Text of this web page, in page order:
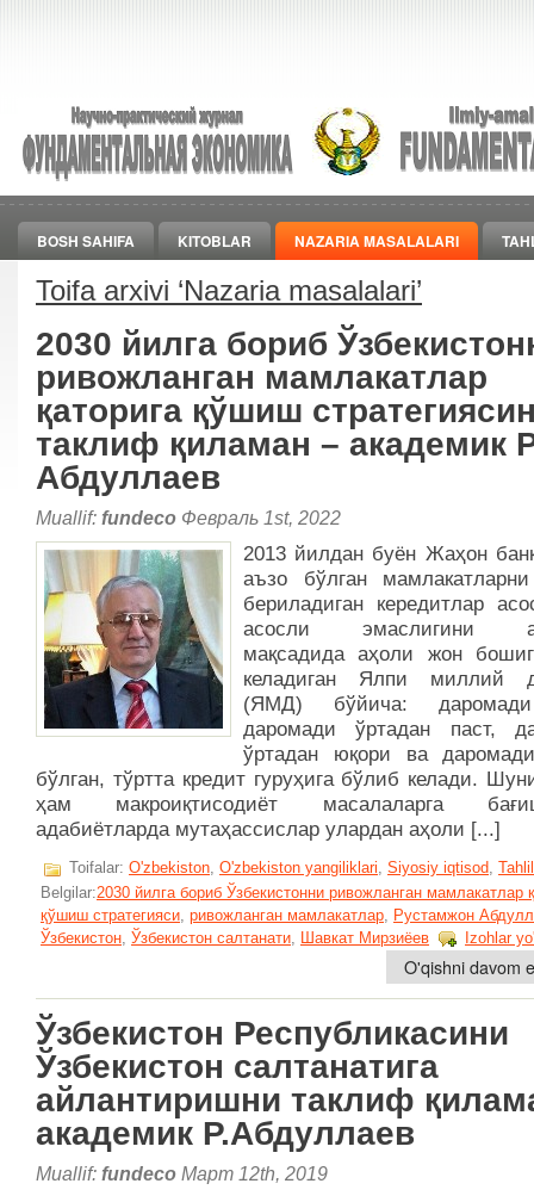
BOSH SAHIFA KITOBLAR NAZARIA MASALALARI
Toifa arxivi ‘Nazaria masalalari’
2030 йилга бориб
ривожланган мамлакатлар
қаторига қўшиш
таклиф қиламан – академик
Абдуллаев
Muallif: fundeco Февраль 1st, 2022
2013 йилдан буён Жаҳон
аъзо бўлган
бериладиган кередитлар
асосли эмаслигини
мақсадида аҳоли жон
келадиган Ялпи миллий
(ЯМД) бўйича:
даромади ўртадан паст,
ўртадан юқори ва
бўлган, тўртта кредит гуруҳига бўлиб келади.
ҳам макроиқтисодиёт масалаларга
адабиётларда мутаҳассислар улардан аҳоли [...]
Toifalar: O'zbekiston, O'zbekiston yangiliklari, Siyosiy iqtisod, Tahlil
Belgilar:2030 йилга бориб Ўзбекистонни ривожланган мамлакатлар
қўшиш стратегияси ривожланган мамлакатлар Рустамжон
Ўзбекистон, Ўзбекистон салтанати, Шавкат Мирзиёев Izohlar
O'qishni davom
Ўзбекистон Республикасини
Ўзбекистон салтанатига
айлантиришни таклиф
академик Р.Абдуллаев
Muallif: fundeco Март 12th, 2019